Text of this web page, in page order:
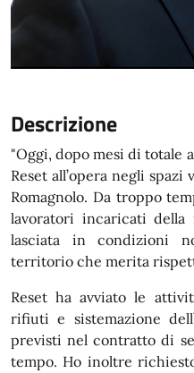
Descrizione
"Oggi, dopo mesi di totale
Reset all’opera negli
Romagnolo. Da troppo
lavoratori incaricati della
lasciata in condizioni
territorio che merita
Reset ha avviato le
rifiuti e sistemazione
previsti nel contratto di
tempo. Ho inoltre